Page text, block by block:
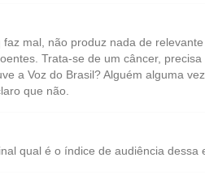
mal, não produz nada de
Trata-se de um câncer,
a Voz do Brasil? Alguém alguma
que não.
qual é o índice de audiência dessa